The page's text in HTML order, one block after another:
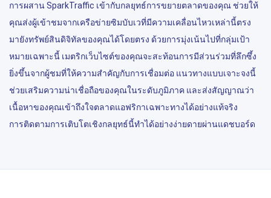
การผสาน SparkTraffic เข้ากับกลยุทธ์การขยายตลาดของคุณ ช่วยให้
คุณส่งผู้เข้าชมจากเครือข่ายซิมบับเวที่มีความเคลื่อนไหวเหล่านี้ตรง
มายังทรัพย์สินดิจิทัลของคุณได้โดยตรง ด้วยการมุ่งเน้นไปที่กลุ่มเป้า
หมายเฉพาะนี้ เมตริกเว็บไซต์ของคุณจะสะท้อนการมีส่วนร่วมที่ลึกซึ้ง
ยิ่งขึ้นจากผู้ชมที่ให้ความสำคัญกับการเชื่อมต่อ แนวทางแบบเจาะจงนี้
ช่วยเสริมความน่าเชื่อถือของคุณในระดับภูมิภาค และส่งสัญญาณว่า
เนื้อหาของคุณเข้าถึงใจตลาดแอฟริกาเฉพาะทางได้อย่างแท้จริง
การติดตามการเติบโตเชิงกลยุทธ์นี้ทำได้อย่างง่ายดายผ่านแดชบอร์ด